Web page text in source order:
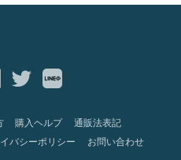
購入ヘルプ
通販法表記
バシーポリシー お問い合わせ